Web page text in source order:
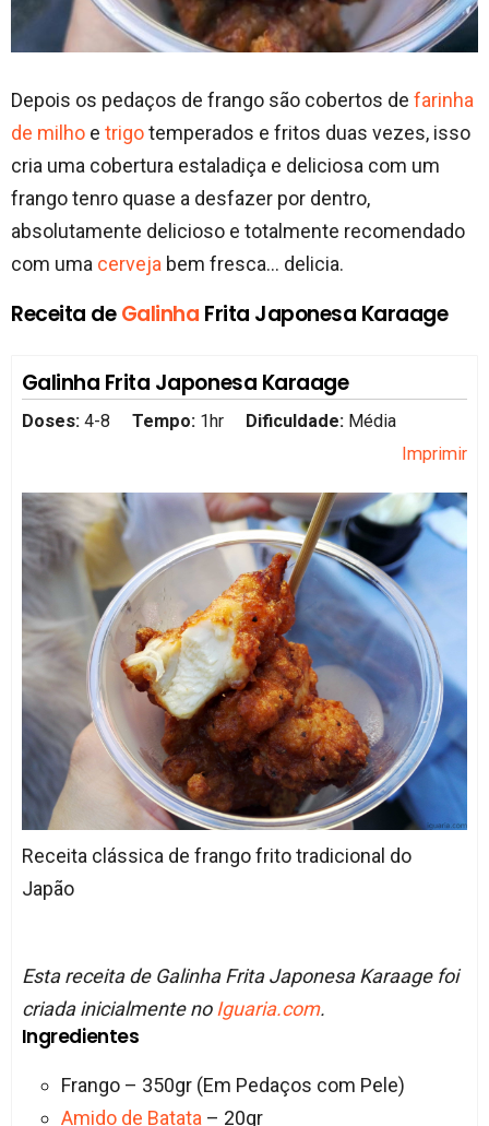
Depois os pedaços de frango são cobertos de farinha
de milho e trigotemperados e fritos duas vezes, isso
cria uma cobertura estaladiça e deliciosa com um
frango tenro quase a desfazer por dentro,
absolutamente delicioso e totalmente recomendado
com uma cerveja bem fresca… delicia.
Receita deGalinha Frita Japonesa Karaage
Galinha Frita Japonesa Karaage
Doses: 4-8 Tempo: 1hr Dificuldade: Média
Imprimir
Receita clássica de frango frito tradicional do
Japão
Esta receita de Galinha Frita Japonesa Karaage foi
criada inicialmente no Iguaria.com.
Ingredientes
Frango – 350gr (Em Pedaços com Pele)
Amido de Batata – 20gr